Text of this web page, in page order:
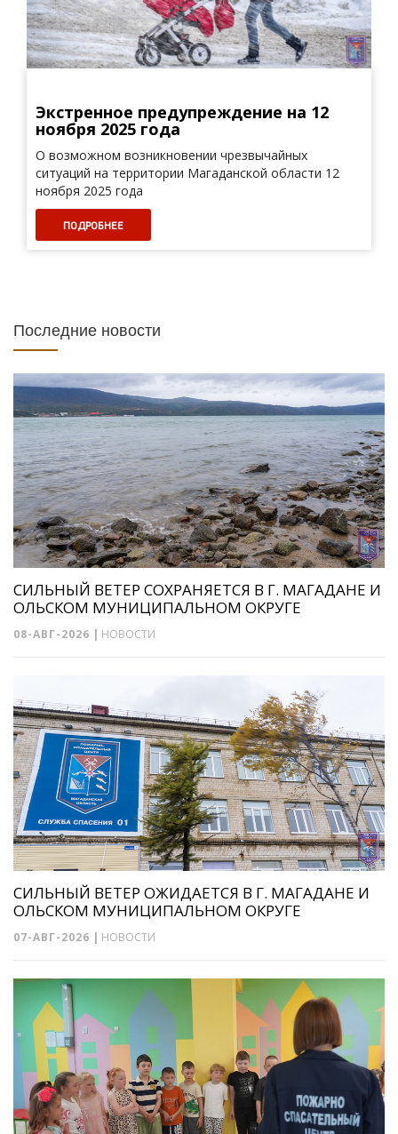
Экстренное предупреждение на 12
ноября 2025 года
О возможном возникновении чрезвычайных
ситуаций на территории Магаданской области 12
ноября 2025 года
ПОДРОБНЕЕ
Последние новости
СИЛЬНЫЙ ВЕТЕР СОХРАНЯЕТСЯ В Г. МАГАДАНЕ И
ОЛЬСКОМ МУНИЦИПАЛЬНОМ ОКРУГЕ
08-АВГ-2026 | НОВОСТИ
СИЛЬНЫЙ ВЕТЕР ОЖИДАЕТСЯ В Г. МАГАДАНЕ И
ОЛЬСКОМ МУНИЦИПАЛЬНОМ ОКРУГЕ
07-АВГ-2026 | НОВОСТИ